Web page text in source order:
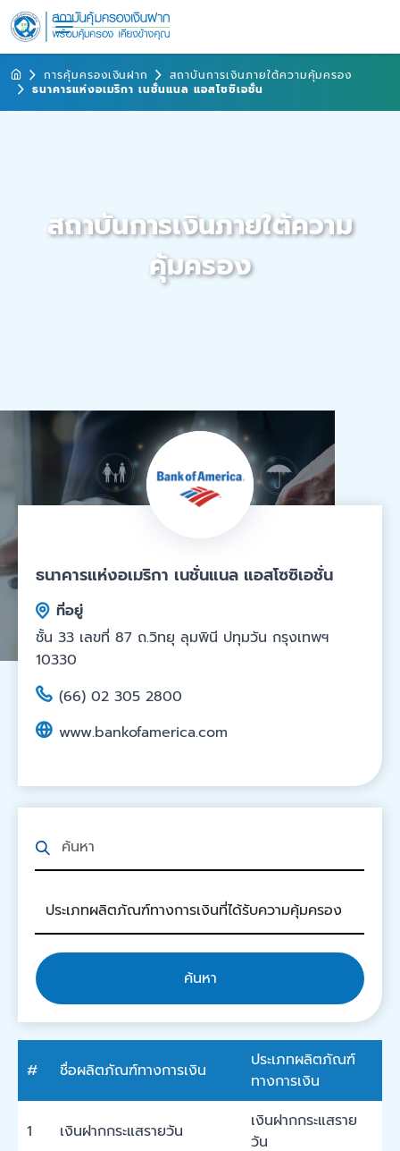
การคุ้มครองเงินฝาก
สถาบันการเงินภายใต้ความคุ้มครอง
ธนาคารแห่งอเมริกา เนชั่นแนล แอสโซซิเอชั่น
สถาบันการเงินภายใต้ความ
คุ้มครอง
ธนาคารแห่งอเมริกา เนชั่นแนล แอสโซซิเอชั่น
ที่อยู่
ชั้น 33 เลขที่ 87 ถ.วิทยุ ลุมพินี ปทุมวัน กรุงเทพฯ
10330
(66) 02 305 2800
www.bankofamerica.com
ค้นหา
# ชื่อผลิตภัณฑ์ทางการเงิน
ประเภทผลิตภัณฑ์
ทางการเงิน
1 เงินฝากกระแสรายวัน
เงินฝากกระแสราย
วัน